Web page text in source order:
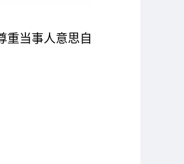
重当事人意思自